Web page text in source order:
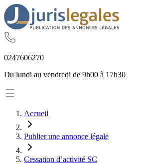
0247606270
Du lundi au vendredi de 9h00 à 17h30
Accueil
Publier une annonce légale
Cessation d’activité SC